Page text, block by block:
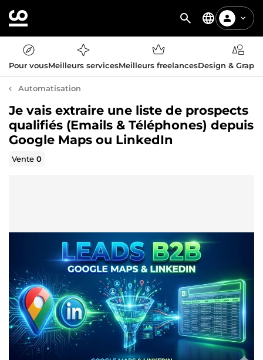
Pour vousMeilleurs servicesMeilleurs freelancesDesign &
Automatisation
Je vais extraire une liste de prospects
qualifiés (Emails & Téléphones) depuis
Google Maps ou LinkedIn
Vente0